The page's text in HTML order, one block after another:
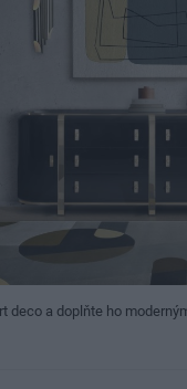
deco a doplňte ho